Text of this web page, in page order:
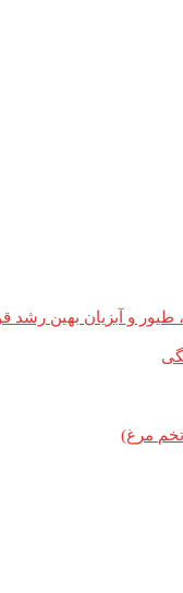
طیور و آبزیان بهین رشد
تخم مرغ)